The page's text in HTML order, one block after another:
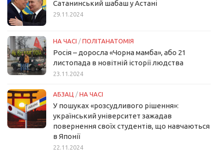
Сатанинський шабаш у Астані
29.11.2024
НА ЧАСІ / ПОЛІТАНАТОМІЯ
Росія – доросла «Чорна мамба», або 21
листопада в новітній історії людства
23.11.2024
АБЗАЦ / НА ЧАСІ
У пошуках «розсудливого рішення»:
український університет зажадав
повернення своїх студентів, що навчаються
в Японії
22.11.2024